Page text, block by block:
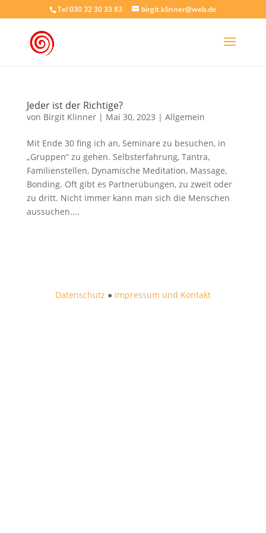
Tel 030 32 30 33 83 birgit.klinner@web.de
Jeder ist der Richtige?
von Birgit Klinner| Mai 30, 2023 | Allgemein
Mit Ende 30 fing ich an, Seminare zu besuchen, in
„Gruppen“ zu gehen. Selbsterfahrung, Tantra,
Familienstellen, Dynamische Meditation, Massage,
Bonding. Oft gibt es Partnerübungen, zu zweit oder
zu dritt. Nicht immer kann man sich die Menschen
aussuchen....
Datenschutz ● Impressum und Kontakt